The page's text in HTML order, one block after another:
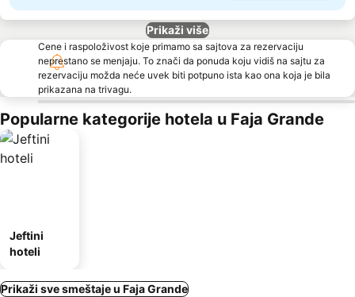
Prikaži više
Cene i raspoloživost koje primamo sa sajtova za rezervaciju
neprestano se menjaju. To znači da ponuda koju vidiš na sajtu za
rezervaciju možda neće uvek biti potpuno ista kao ona koja je bila
prikazana na trivagu.
Popularne kategorije hotela u Faja Grande
Jeftini
hoteli
Prikaži sve smeštaje u Faja Grande